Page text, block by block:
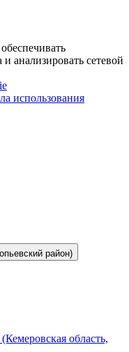
анализировать сетевой
использования
район)
область,